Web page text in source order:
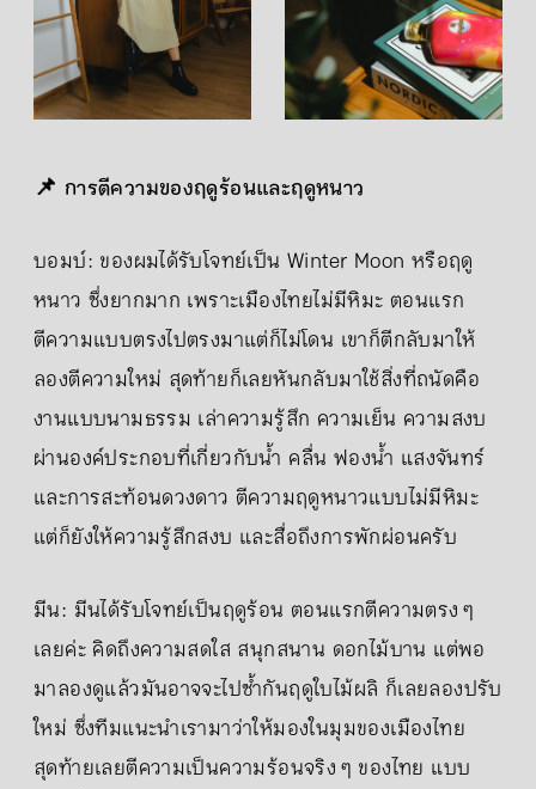
📌 การตีความของฤดูร้อนและฤดูหนาว
บอมบ์: ของผมได้รับโจทย์เป็น Winter Moon หรือฤดู
หนาว ซึ่งยากมาก เพราะเมืองไทยไม่มีหิมะ ตอนแรก
ตีความแบบตรงไปตรงมาแต่ก็ไม่โดน เขาก็ตีกลับมาให้
ลองตีความใหม่ สุดท้ายก็เลยหันกลับมาใช้สิ่งที่ถนัดคือ
งานแบบนามธรรม เล่าความรู้สึก ความเย็น ความสงบ
ผ่านองค์ประกอบที่เกี่ยวกับน้ำ คลื่น ฟองน้ำ แสงจันทร์
และการสะท้อนดวงดาว ตีความฤดูหนาวแบบไม่มีหิมะ
แต่ก็ยังให้ความรู้สึกสงบ และสื่อถึงการพักผ่อนครับ
มีน: มีนได้รับโจทย์เป็นฤดูร้อน ตอนแรกตีความตรง ๆ
เลยค่ะ คิดถึงความสดใส สนุกสนาน ดอกไม้บาน แต่พอ
มาลองดูแล้วมันอาจจะไปซ้ำกันฤดูใบไม้ผลิ ก็เลยลองปรับ
ใหม่ ซึ่งทีมแนะนำเรามาว่าให้มองในมุมของเมืองไทย
สุดท้ายเลยตีความเป็นความร้อนจริง ๆ ของไทย แบบ